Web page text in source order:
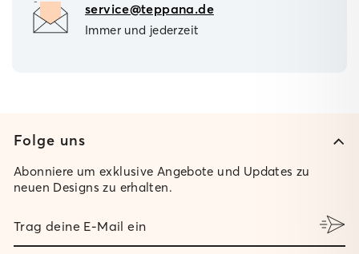
service@teppana.de
Immer und jederzeit
Folge uns
Abonniere um exklusive Angebote und Updates zu
neuen Designs zu erhalten.
DEINE
E-